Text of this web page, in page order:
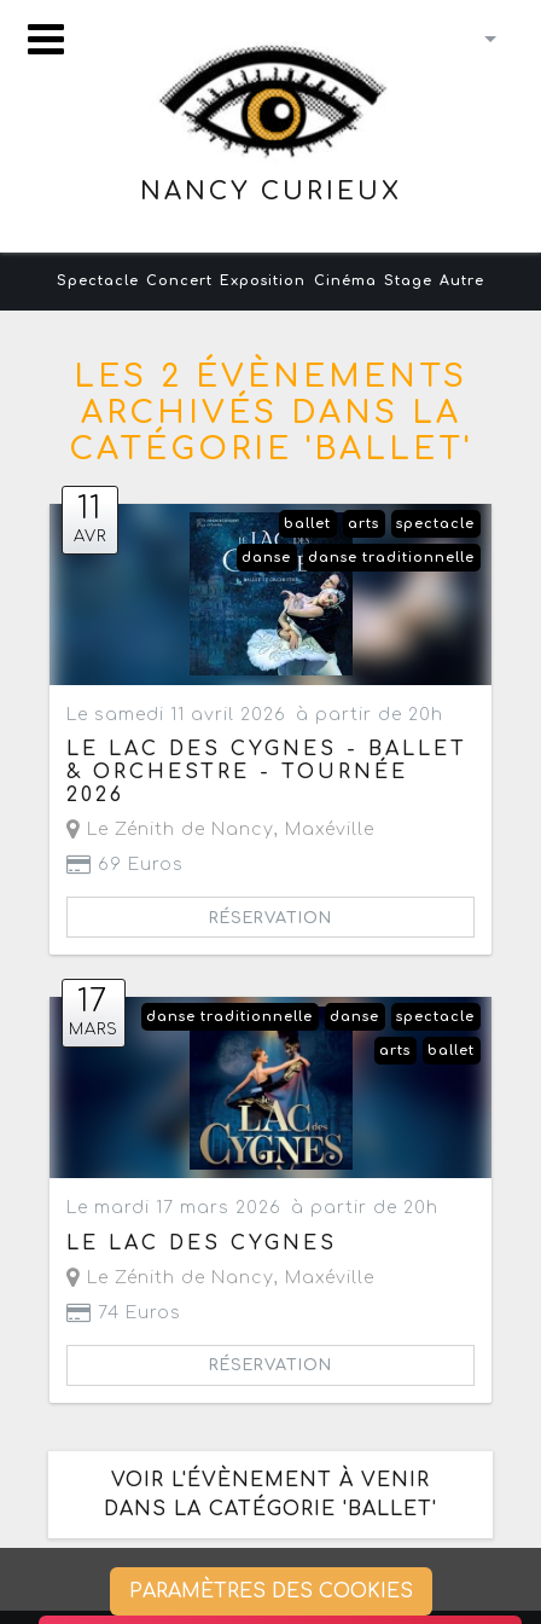
NANCY CURIEUX
Spectacle Concert Exposition Cinéma Stage Autre
LES 2 ÉVÈNEMENTS
ARCHIVÉS DANS LA
CATÉGORIE 'BALLET'
11
AVR
spectacle
arts
ballet
danse traditionnelle
danse
Le samedi 11 avril 2026 à partir de 20h
LE LAC DES CYGNES - BALLET
& ORCHESTRE - TOURNÉE
2026
Le Zénith de Nancy, Maxéville
69 Euros
RÉSERVATION
17
MARS
spectacle
danse
danse traditionnelle
ballet
arts
Le mardi 17 mars 2026 à partir de 20h
LE LAC DES CYGNES
Le Zénith de Nancy, Maxéville
74 Euros
RÉSERVATION
VOIR L'ÉVÈNEMENT À VENIR
DANS LA CATÉGORIE 'BALLET'
PARAMÈTRES DES COOKIES